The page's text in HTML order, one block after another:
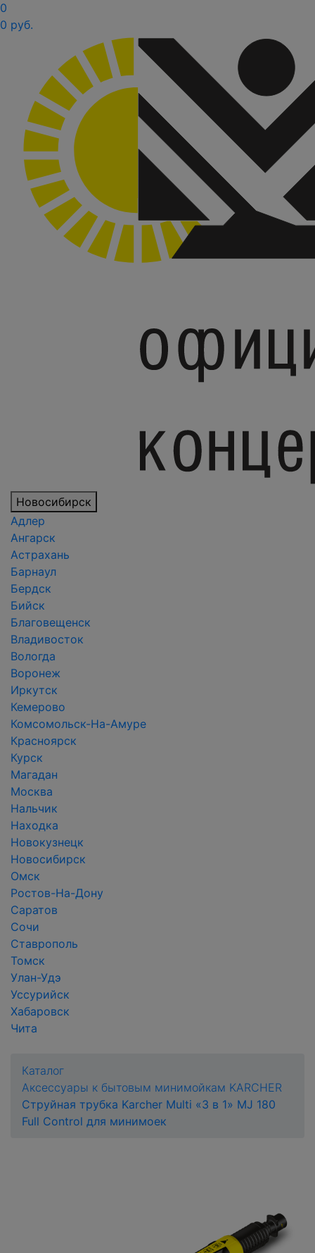
0
0 руб.
Новосибирск
Адлер
Ангарск
Астрахань
Барнаул
Бердск
Бийск
Благовещенск
Владивосток
Вологда
Воронеж
Иркутск
Кемерово
Комсомольск-На-Амуре
Красноярск
Курск
Магадан
Москва
Нальчик
Находка
Новокузнецк
Новосибирск
Омск
Ростов-На-Дону
Саратов
Сочи
Ставрополь
Томск
Улан-Удэ
Уссурийск
Хабаровск
Чита
Каталог
Аксессуары к бытовым минимойкам KARCHER
Струйная трубка Karcher Multi «3 в 1» MJ 180
Full Control для минимоек